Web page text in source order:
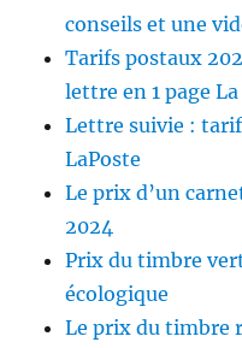
conseils et une
Tarifs postaux
lettre en 1 page La
Lettre suivie :
LaPoste
Le prix d’un
2024
Prix du timbre
écologique
Le prix du timbre